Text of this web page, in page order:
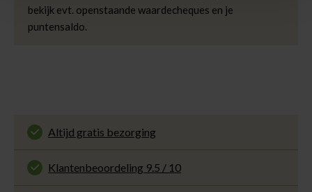
bekijk evt. openstaande waardecheques en je
puntensaldo.
Altijd gratis bezorging
En binnen 1 tot 3 werkdagen door DHL
thuisbezorgd. Bekijk alle informatie over
Klantenbeoordeling 9.5 / 10
Onze klanten beoordelen ons met een 9.5 uit 10